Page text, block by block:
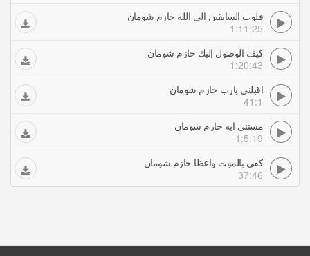
قلوب السابقين الى الله حازم شومان
1:11:25
كيف الوصول إليك حازم شومان
1:20:43
اقبلني يارب حازم شومان
41:1
مستنى ايه حازم شومان
1:5:19
كفى بالموت واعظا حازم شومان
37:46